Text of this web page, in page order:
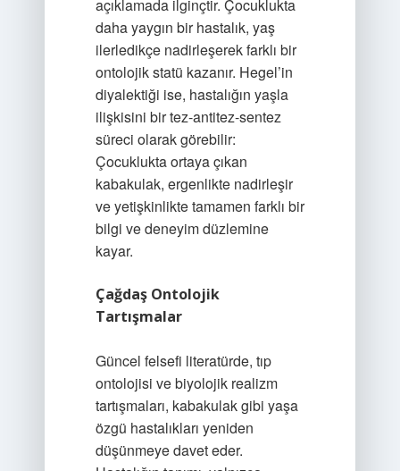
açıklamada ilginçtir. Çocuklukta
daha yaygın bir hastalık, yaş
ilerledikçe nadirleşerek farklı bir
ontolojik statü kazanır. Hegel’in
diyalektiği ise, hastalığın yaşla
ilişkisini bir tez-antitez-sentez
süreci olarak görebilir:
Çocuklukta ortaya çıkan
kabakulak, ergenlikte nadirleşir
ve yetişkinlikte tamamen farklı bir
bilgi ve deneyim düzlemine
kayar.
Çağdaş Ontolojik
Tartışmalar
Güncel felsefi literatürde, tıp
ontolojisi ve biyolojik realizm
tartışmaları, kabakulak gibi yaşa
özgü hastalıkları yeniden
düşünmeye davet eder.